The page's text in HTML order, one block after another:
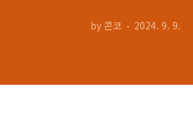
by 콘코 2024. 9. 9.